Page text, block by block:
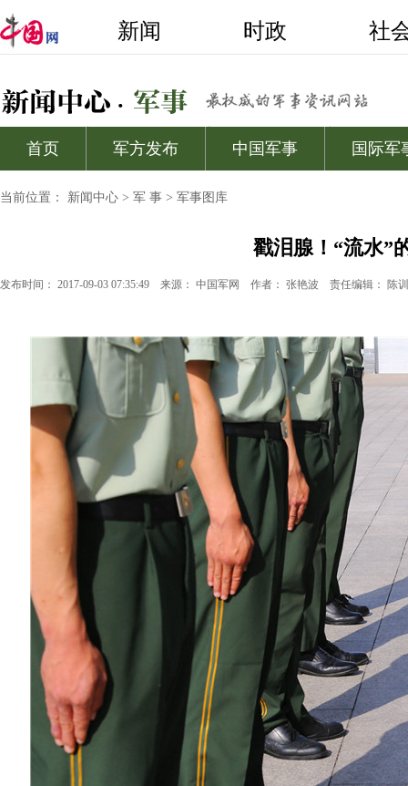
当前位置： 新闻中心 > 军 事 > 军事图库
戳泪腺！“流水”
发布时间： 2017-09-03 07:35:49 来源： 中国军网 作者： 张艳波 责任编辑： 陈